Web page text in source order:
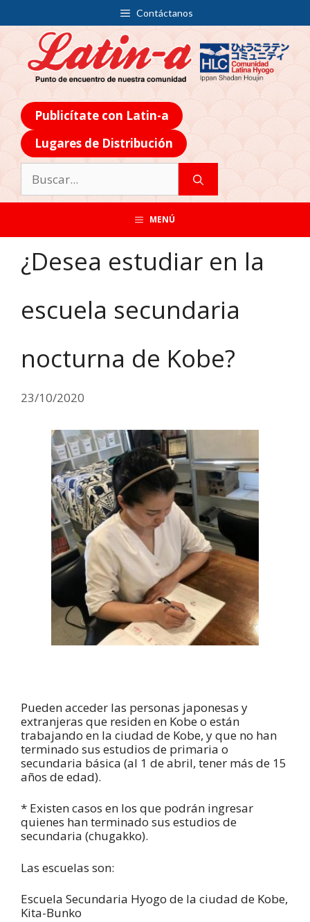
Contáctanos
Publicítate con Latin-a
Lugares de Distribución
MENÚ
¿Desea estudiar en la
escuela secundaria
nocturna de Kobe?
23/10/2020
Pueden acceder las personas japonesas y
extranjeras que residen en Kobe o están
trabajando en la ciudad de Kobe, y que no han
terminado sus estudios de primaria o
secundaria básica (al 1 de abril, tener más de 15
años de edad).
* Existen casos en los que podrán ingresar
quienes han terminado sus estudios de
secundaria (chugakko).
Las escuelas son:
Escuela Secundaria Hyogo de la ciudad de Kobe,
Kita-Bunko